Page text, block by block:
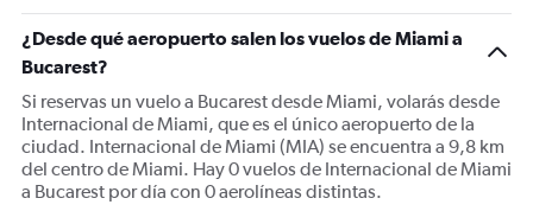
chart
has
1
Y
axis
displaying
values.
Range:
0
¿Desde qué aeropuerto salen los vuelos de Miami a
Bucarest?
Si reservas un vuelo a Bucarest desde Miami, volarás desde
Internacional de Miami, que es el único aeropuerto de la
ciudad. Internacional de Miami (MIA) se encuentra a 9,8 km
del centro de Miami. Hay 0 vuelos de Internacional de Miami
a Bucarest por día con 0 aerolíneas distintas.